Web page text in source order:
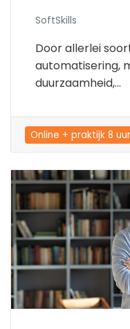
SoftSkills
Door allerlei
automatisering,
duurzaamheid,...
Online + praktijk 8 uur